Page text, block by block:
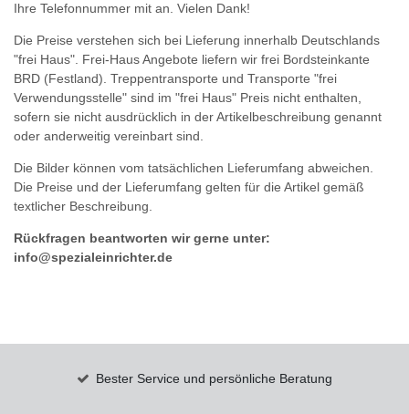
Ihre Telefonnummer mit an. Vielen Dank!
Die Preise verstehen sich bei Lieferung innerhalb Deutschlands
"frei Haus". Frei-Haus Angebote liefern wir frei Bordsteinkante
BRD (Festland). Treppentransporte und Transporte "frei
Verwendungsstelle" sind im "frei Haus" Preis nicht enthalten,
sofern sie nicht ausdrücklich in der Artikelbeschreibung genannt
oder anderweitig vereinbart sind.
Die Bilder können vom tatsächlichen Lieferumfang abweichen.
Die Preise und der Lieferumfang gelten für die Artikel gemäß
textlicher Beschreibung.
Rückfragen beantworten wir gerne unter:
info@spezialeinrichter.de
Bester Service und persönliche Beratung